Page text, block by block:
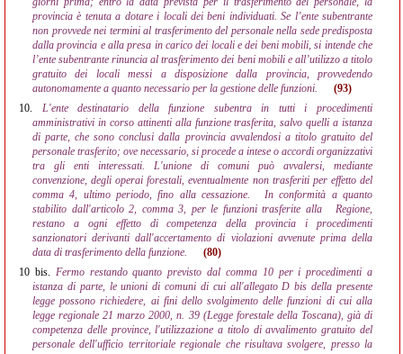
provincia è tenuta a dotare i locali dei beni individuati. Se l’ente subentrante
non provvede nei termini al trasferimento del personale nella sede predisposta
dalla provincia e alla presa in carico dei locali e dei beni mobili, si intende che
l’ente subentrante rinuncia al trasferimento dei beni mobili e all’utilizzo a titolo
gratuito dei locali messi a disposizione dalla provincia, provvedendo
autonomamente a quanto necessario per la gestione delle funzioni.
(93)
10.
L'ente destinatario della funzione subentra in tutti i procedimenti
amministrativi in corso attinenti alla funzione trasferita, salvo quelli a istanza
di parte, che sono conclusi dalla provincia avvalendosi a titolo gratuito del
personale trasferito; ove necessario, si procede a intese o accordi organizzativi
tra gli enti interessati. L'unione di comuni può avvalersi, mediante
convenzione, degli operai forestali, eventualmente non trasferiti per effetto del
comma 4, ultimo periodo, fino alla cessazione.
In conformità a quanto
stabilito dall'articolo 2, comma 3, per le funzioni trasferite alla
Regione,
restano a ogni effetto di competenza della provincia i procedimenti
sanzionatori derivanti dall'accertamento di violazioni avvenute prima della
data di trasferimento della funzione.
(80)
10 bis. Fermo restando quanto previsto dal comma 10 per i procedimenti a
istanza di parte, le unioni di comuni di cui all'allegato D bis della presente
legge possono richiedere, ai fini dello svolgimento delle funzioni di cui alla
legge regionale 21 marzo 2000, n. 39 (Legge forestale della Toscana), già di
competenza delle province, l'utilizzazione a titolo di avvalimento gratuito del
personale dell'ufficio territoriale regionale che risultava svolgere, presso la